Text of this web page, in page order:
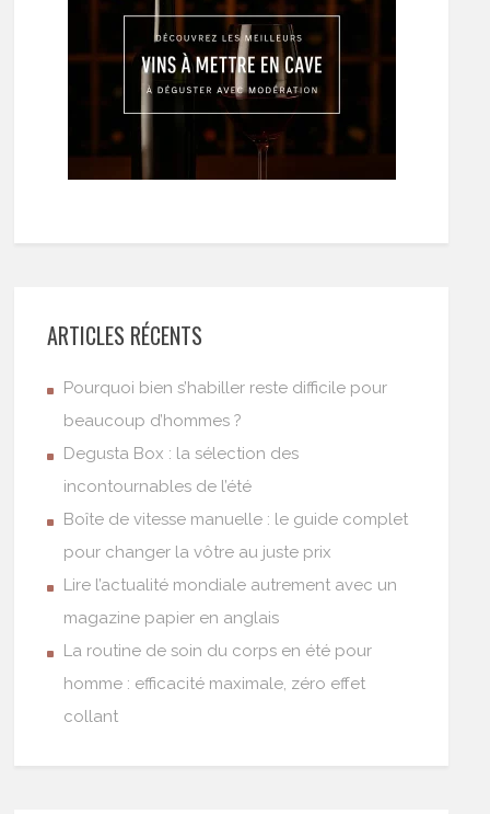
ARTICLES RÉCENTS
Pourquoi bien s’habiller reste difficile pour
beaucoup d’hommes ?
Degusta Box : la sélection des
incontournables de l’été
Boîte de vitesse manuelle : le guide complet
pour changer la vôtre au juste prix
Lire l’actualité mondiale autrement avec un
magazine papier en anglais
La routine de soin du corps en été pour
homme : efficacité maximale, zéro effet
collant